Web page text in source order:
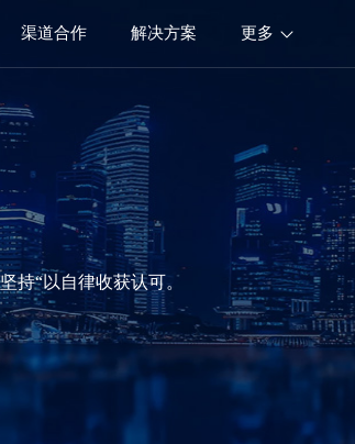
渠道合作 解决方案 更多
持“以自律收获认可。